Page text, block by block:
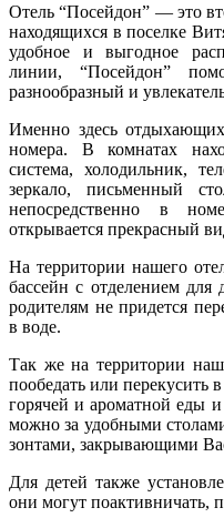
Отель “Посейдон” — это
находящихся в поселке
удобное и выгодное
линии, “Посейдон”
разнообразный и
Именно здесь
номера. В комнатах
система, холодильник,
зеркало, письменный
непосредственно в
открывается прекрасный
На территории нашего
бассейн с отделением для
родителям не придется
в воде.
Так же на территории
пообедать или перекусить
горячей и ароматной еды
можно за удобными
зонтами, закрывающими
Для детей также
они могут поактивничать,